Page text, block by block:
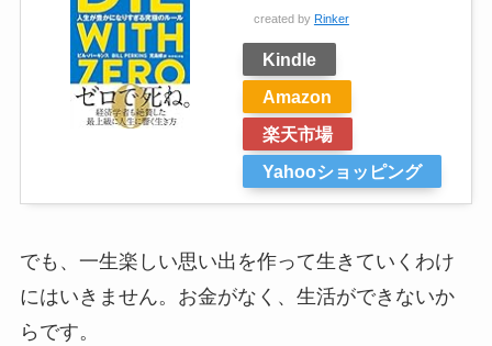
created by Rinker
Kindle
Amazon
楽天市場
Yahooショッピング
でも、一生楽しい思い出を作って生きていくわけ
にはいきません。お金がなく、生活ができないか
らです。